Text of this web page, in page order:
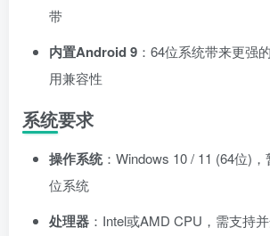
带
内置Android 9 ：64位系统带来更强
用兼容性
系统要求
操作系统：Windows 10 / 11 (64位)
位系统
处理器 ：Intel或AMD CPU，需支持